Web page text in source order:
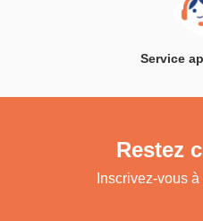
Service
Restez
Inscrivez-vous